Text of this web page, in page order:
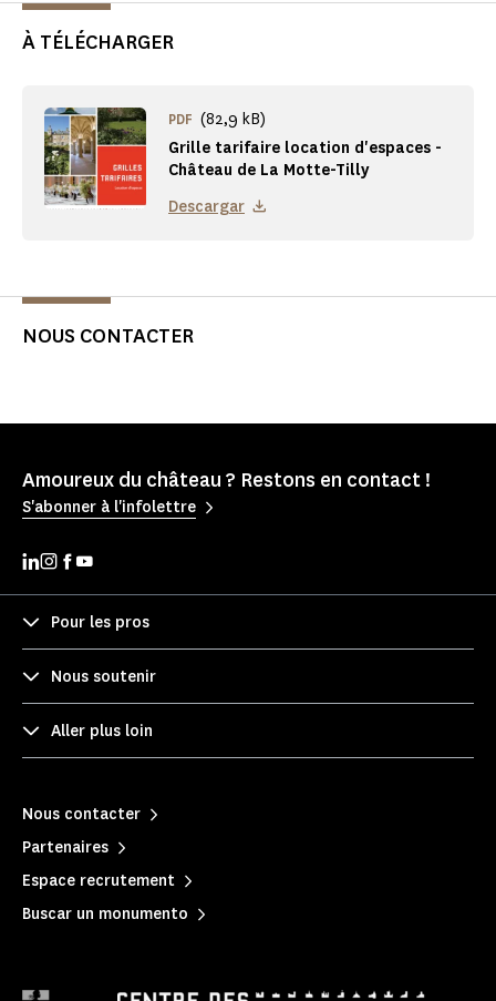
À TÉLÉCHARGER
Grille tarifaire location d'espaces -
Château de La Motte-Tilly
PDF (82,9 kB)
Descargar
NOUS CONTACTER
Amoureux du château ? Restons en contact !
S'abonner à l'infolettre
Pour les pros
Nous soutenir
Aller plus loin
Nous contacter
Partenaires
Espace recrutement
Buscar un monumento